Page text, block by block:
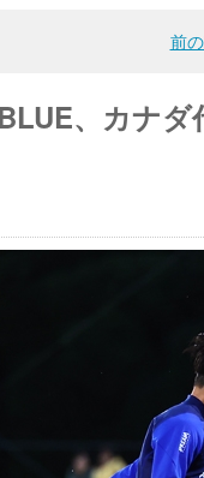
前
、カナ